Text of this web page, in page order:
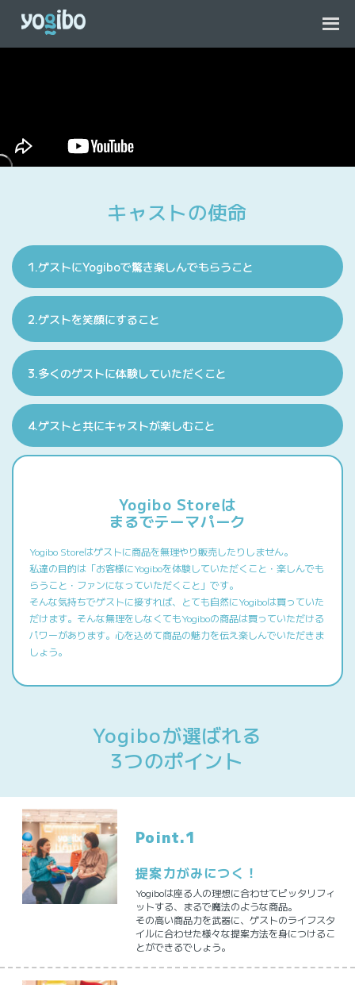
キャストの使命
1.ゲストにYogiboで驚き楽しんでもらうこと
2.ゲストを笑顔にすること
3.多くのゲストに体験していただくこと
4.ゲストと共にキャストが楽しむこと
Yogibo Storeは
まるでテーマパーク
Yogibo Storeはゲストに商品を無理やり販売したりしません。
私達の目的は「お客様にYogiboを体験していただくこと・楽しんでも
らうこと・ファンになっていただくこと」です。
そんな気持ちでゲストに接すれば、とても自然にYogiboは買っていた
だけます。そんな無理をしなくてもYogiboの商品は買っていただける
パワーがあります。心を込めて商品の魅力を伝え楽しんでいただきま
しょう。
Yogiboが選ばれる
3つのポイント
Point.1
提案力がみにつく！
Yogiboは座る人の理想に合わせてピッタリフィ
ットする、まるで魔法のような商品。
その高い商品力を武器に、ゲストのライフスタ
イルに合わせた様々な提案方法を身につけるこ
とができるでしょう。